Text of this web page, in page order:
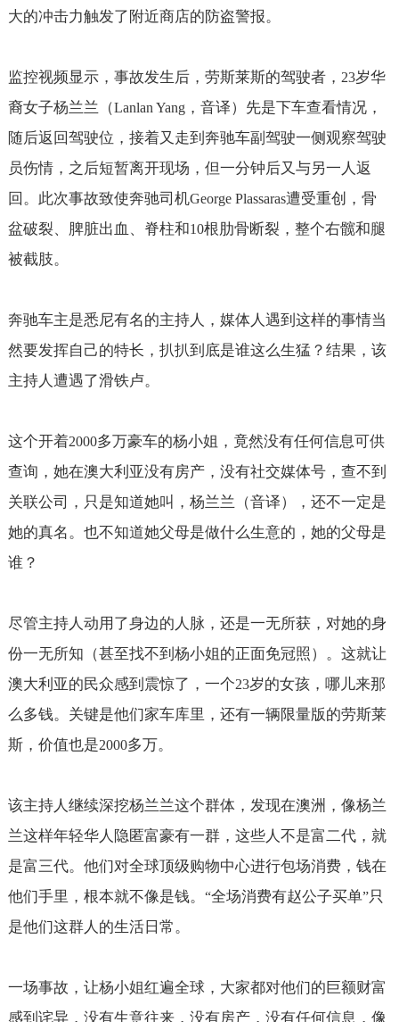
大的冲击力触发了附近商店的防盗警报。
监控视频显示，事故发生后，劳斯莱斯的驾驶者， 23岁华
裔女子杨兰兰（Lanlan Yang，音译）先是下车查看情况，
随后返回驾驶位，接着又走到奔驰车副驾驶一侧观察驾驶
员伤情，之后短暂离开现场，但一分钟后又与另一人返
回。此次事故致使奔驰司机George Plassaras遭受重创，骨
盆破裂、脾脏出血、脊柱和10根肋骨断裂，整个右髋和腿
被截肢。
奔驰车主是悉尼有名的主持人，媒体人遇到这样的事情当
然要发挥自己的特长，扒扒到底是谁这么生猛？结果，该
主持人遭遇了滑铁卢。
这个开着2000多万豪车的杨小姐，竟然没有任何信息可供
查询，她在澳大利亚没有房产，没有社交媒体号，查不到
关联公司，只是知道她叫，杨兰兰（音译），还不一定是
她的真名。也不知道她父母是做什么生意的，她的父母是
谁？
尽管主持人动用了身边的人脉，还是一无所获，对她的身
份一无所知（甚至找不到杨小姐的正面免冠照）。这就让
澳大利亚的民众感到震惊了，一个23岁的女孩，哪儿来那
么多钱。关键是他们家车库里，还有一辆限量版的劳斯莱
斯，价值也是2000多万。
该主持人继续深挖杨兰兰这个群体，发现在澳洲，像杨兰
兰这样年轻华人隐匿富豪有一群，这些人不是富二代，就
是富三代。他们对全球顶级购物中心进行包场消费，钱在
他们手里，根本就不像是钱。 “全场消费有赵公子买单”只
是他们这群人的生活日常。
一场事故，让杨小姐红遍全球，大家都对他们的巨额财富
感到诧异，没有生意往来，没有房产，没有任何信息，像